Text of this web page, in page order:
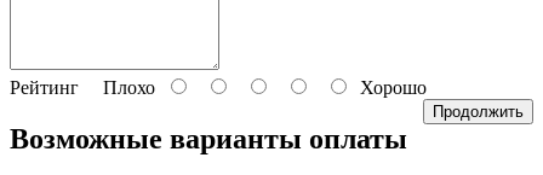
Рейтинг Плохо Хорошо
Продолжить
Возможные варианты оплаты